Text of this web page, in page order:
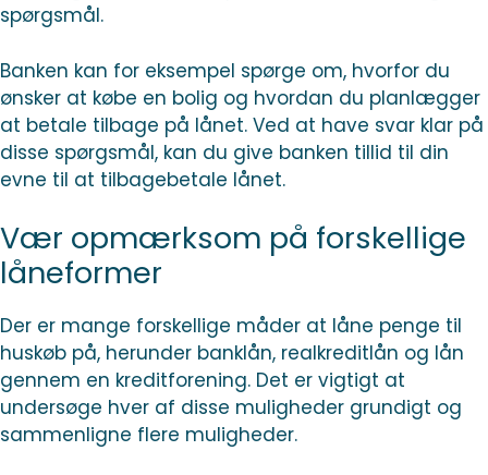
spørgsmål.
Banken kan for eksempel spørge om, hvorfor du
ønsker at købe en bolig og hvordan du planlægger
at betale tilbage på lånet. Ved at have svar klar på
disse spørgsmål, kan du give banken tillid til din
evne til at tilbagebetale lånet.
Vær opmærksom på forskellige
låneformer
Der er mange forskellige måder at låne penge til
huskøb på, herunder banklån, realkreditlån og lån
gennem en kreditforening. Det er vigtigt at
undersøge hver af disse muligheder grundigt og
sammenligne flere muligheder.